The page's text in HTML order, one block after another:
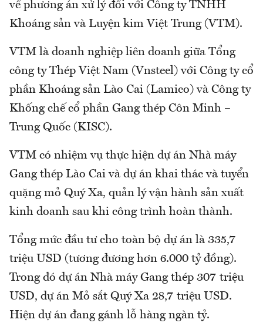
về phương án xử lý đối với Công ty TNHH
Khoáng sản và Luyện kim Việt Trung (VTM).
VTM là doanh nghiệp liên doanh giữa Tổng
công ty Thép Việt Nam (Vnsteel) với Công ty cổ
phần Khoáng sản Lào Cai (Lamico) và Công ty
Khống chế cổ phần Gang thép Côn Minh –
Trung Quốc (KISC).
VTM có nhiệm vụ thực hiện dự án Nhà máy
Gang thép Lào Cai và dự án khai thác và tuyển
quặng mỏ Quý Xa, quản lý vận hành sản xuất
kinh doanh sau khi công trình hoàn thành.
Tổng mức đầu tư cho toàn bộ dự án là 335,7
triệu USD (tương đương hơn 6.000 tỷ đồng).
Trong đó dự án Nhà máy Gang thép 307 triệu
USD, dự án Mỏ sắt Quý Xa 28,7 triệu USD.
Hiện dự án đang gánh lỗ hàng ngàn tỷ.